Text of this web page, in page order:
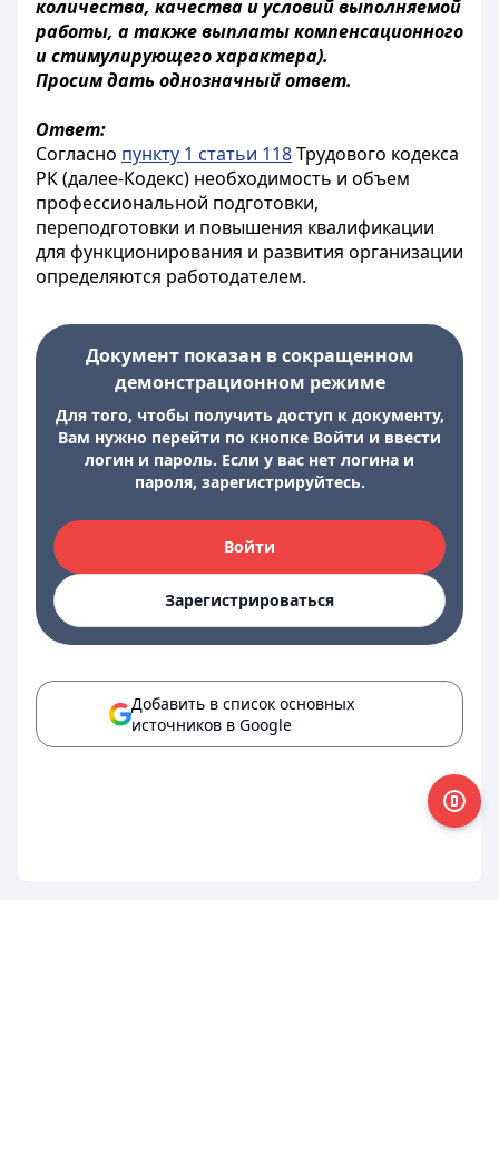
количества, качества и условий выполняемой
работы, а также выплаты компенсационного
и стимулирующего характера).
Просим дать однозначный ответ.
Ответ:
Согласно пункту 1 статьи 118Трудового кодекса
РК (далее-Кодекс) необходимость и объем
профессиональной подготовки,
переподготовки и повышения квалификации
для функционирования и развития организации
определяются работодателем.
Документ показан в сокращенном
демонстрационном режиме
Для того, чтобы получить доступ к документу,
Вам нужно перейти по кнопке Войти и ввести
логин и пароль. Если у вас нет логина и
пароля, зарегистрируйтесь.
Войти
Зарегистрироваться
Добавить в список основных
источников в Google